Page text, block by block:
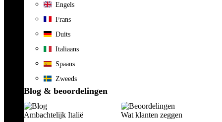
Engels
Frans
Duits
Italiaans
Spaans
Zweeds
Blog & beoordelingen
Ambachtelijk Italië
Wat klanten zeggen